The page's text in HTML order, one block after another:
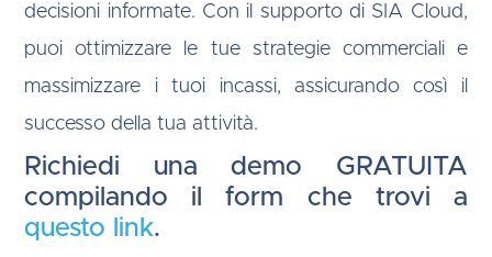
decisioni informate. Con il supporto di SIA Cloud,
puoi ottimizzare le tue strategie commerciali e
massimizzare i tuoi incassi, assicurando così il
successo della tua attività.
Richiedi una demo GRATUITA
compilando il form che trovi a
questo link.